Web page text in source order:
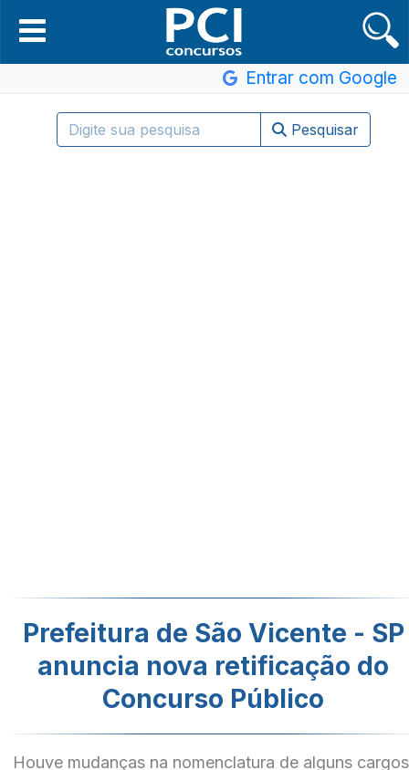
Entrar com Google
Pesquisar
Prefeitura de São Vicente - SP
anuncia nova retificação do
Concurso Público
Houve mudanças na nomenclatura de alguns